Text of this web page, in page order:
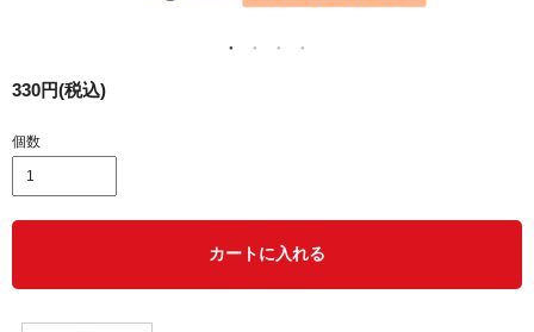
330円(税込)
個数
カートに入れる